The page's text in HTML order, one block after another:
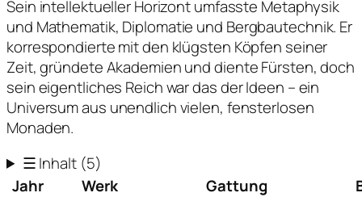
Sein intellektueller Horizont umfasste Metaphysik
und Mathematik, Diplomatie und Bergbautechnik. Er
korrespondierte mit den klügsten Köpfen seiner
Zeit, gründete Akademien und diente Fürsten, doch
sein eigentliches Reich war das der Ideen – ein
Universum aus unendlich vielen, fensterlosen
Monaden.
☰Inhalt (5)
Jahr
Werk Gattung